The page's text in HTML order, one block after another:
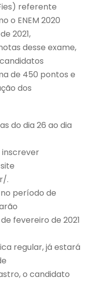
referente
o ENEM 2020
2021,
desse exame,
de 450 pontos e
dos
do dia 26 ao dia
inscrever
.
período de
fevereiro de 2021
regular, já estará
o candidato